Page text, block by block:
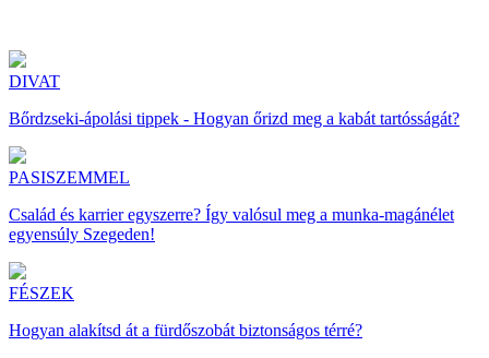
DIVAT
Bőrdzseki-ápolási tippek - Hogyan őrizd meg a kabát tartósságát?
PASISZEMMEL
Család és karrier egyszerre? Így valósul meg a munka-magánélet
egyensúly Szegeden!
FÉSZEK
Hogyan alakítsd át a fürdőszobát biztonságos térré?